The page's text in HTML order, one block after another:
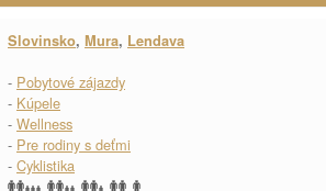
Slovinsko, Mura, Lendava
- Pobytové zájazdy
- Kúpele
- Wellness
- Pre rodiny s deťmi
- Cyklistika